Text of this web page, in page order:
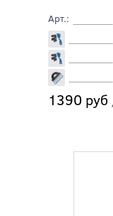
Арт.:
1390 руб